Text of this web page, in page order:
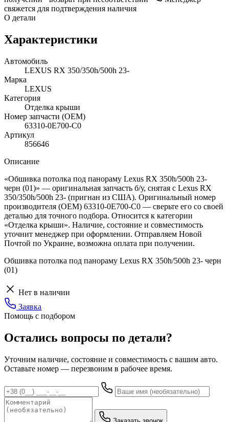
свяжется для подтверждения наличия
О детали
Характеристики
Автомобиль
LEXUS RX 350/350h/500h 23-
Марка
LEXUS
Категория
Отделка крыши
Номер запчасти (OEM)
63310-0E700-C0
Артикул
856646
Описание
«Обшивка потолка под панораму Lexus RX 350h/500h 23-
черн (01)» — оригинальная запчасть б/у, снятая с Lexus RX
350/350h/500h 23- (пригнан из США). Оригинальный номер
производителя (OEM) 63310-0E700-C0 — сверьте его со своей
деталью для точного подбора. Относится к категории
«Отделка крыши». Наличие, состояние и совместимость
уточнит менеджер при оформлении. Отправляем Новой
Почтой по Украине, возможна оплата при получении.
Обшивка потолка под панораму Lexus RX 350h/500h 23- черн
(01)
Нет в наличии
Заявка
Помощь с подбором
Остались вопросы по детали?
Уточним наличие, состояние и совместимость с вашим авто.
Оставьте номер — перезвоним в рабочее время.
Заказать звонок